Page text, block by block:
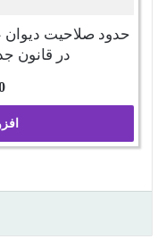
حدود صلاحیت دیوان
در قانون